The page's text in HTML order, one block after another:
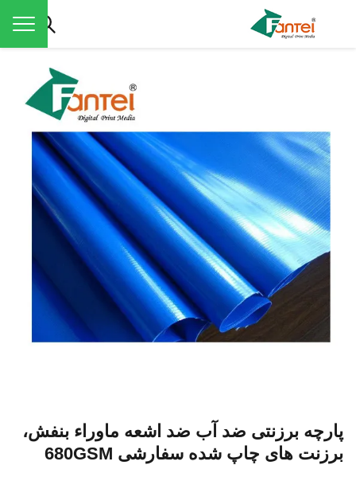
پارچه برزنتی ضد آب ضد اشعه ماوراء بنفش،
برزنت های چاپ شده سفارشی 680GSM